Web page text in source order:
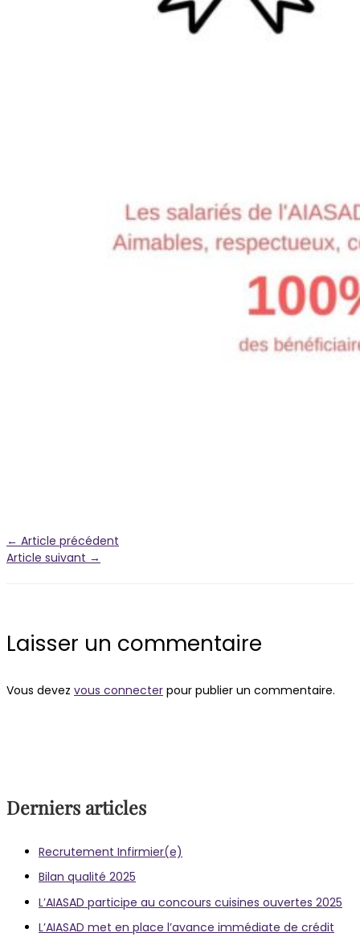
← Article précédent
Article suivant →
Laisser un commentaire
Vous devez vous connecter pour publier un commentaire.
Derniers articles
Recrutement Infirmier(e)
Bilan qualité 2025
L’AIASAD participe au concours cuisines ouvertes 2025
L’AIASAD met en place l’avance immédiate de crédit